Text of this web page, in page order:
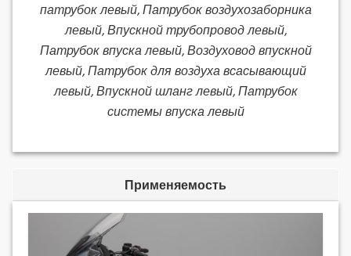
патрубок левый, Патрубок воздухозаборника
левый, Впускной трубопровод левый,
Патрубок впуска левый, Воздуховод впускной
левый, Патрубок для воздуха всасывающий
левый, Впускной шланг левый, Патрубок
системы впуска левый
Применяемость